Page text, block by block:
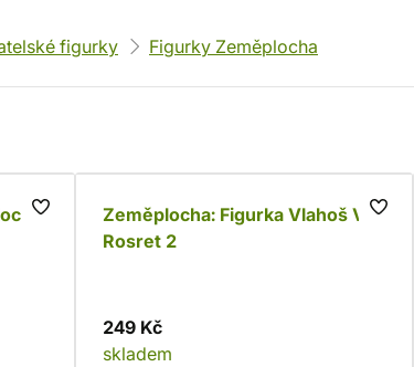
figurky Figurky Zeměplocha
Zeměplocha: Figurka Vlahoš Van
Rosret 2
249 Kč
skladem